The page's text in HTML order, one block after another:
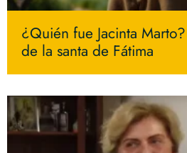
¿Quién fue Jacinta
de la santa de Fátima